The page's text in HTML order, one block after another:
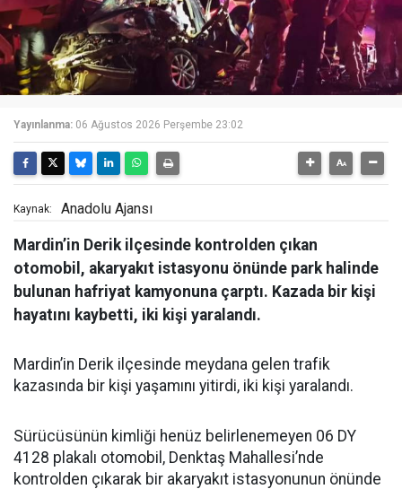
Yayınlanma: 06 Ağustos 2026 Perşembe 23:02
Kaynak: Anadolu Ajansı
Mardin’in Derik ilçesinde kontrolden çıkan
otomobil, akaryakıt istasyonu önünde park halinde
bulunan hafriyat kamyonuna çarptı. Kazada bir kişi
hayatını kaybetti, iki kişi yaralandı.
Mardin’in Derik ilçesinde meydana gelen trafik
kazasında bir kişi yaşamını yitirdi, iki kişi yaralandı.
Sürücüsünün kimliği henüz belirlenemeyen 06 DY
4128 plakalı otomobil, Denktaş Mahallesi’nde
kontrolden çıkarak bir akaryakıt istasyonunun önünde